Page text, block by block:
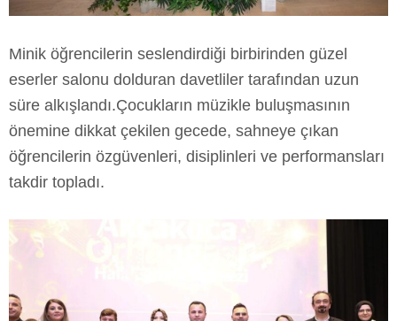
Minik öğrencilerin seslendirdiği birbirinden güzel
eserler salonu dolduran davetliler tarafından uzun
süre alkışlandı.Çocukların müzikle buluşmasının
önemine dikkat çekilen gecede, sahneye çıkan
öğrencilerin özgüvenleri, disiplinleri ve performansları
takdir topladı.